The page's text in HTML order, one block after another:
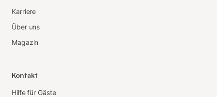
Karriere
Über uns
Magazin
Kontakt
Hilfe für Gäste